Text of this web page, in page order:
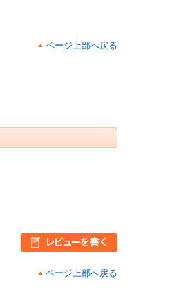
ページ上部へ戻る
ページ上部へ戻る